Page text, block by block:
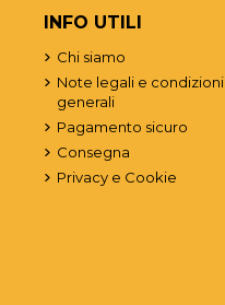
INFO UTILI
Chi siamo
Note legali e condizioni
generali
Pagamento sicuro
Consegna
Privacy e Cookie